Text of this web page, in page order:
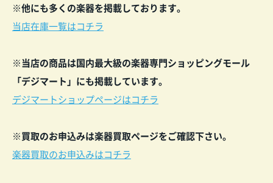
※他にも多くの楽器を掲載しております。
当店在庫一覧はコチラ
※当店の商品は国内最大級の楽器専門ショッピングモール
「デジマート」にも掲載しています。
デジマートショップページはコチラ
※買取のお申込みは楽器買取ページをご確認下さい。
楽器買取のお申込みはコチラ